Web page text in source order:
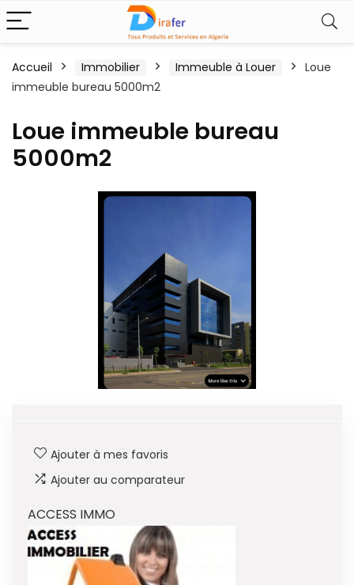
Accueil Immobilier Immeuble à Louer
Loue
immeuble bureau 5000m2
Loue immeuble bureau
5000m2
Ajouter à mes favoris
Ajouter au comparateur
ACCESS IMMO